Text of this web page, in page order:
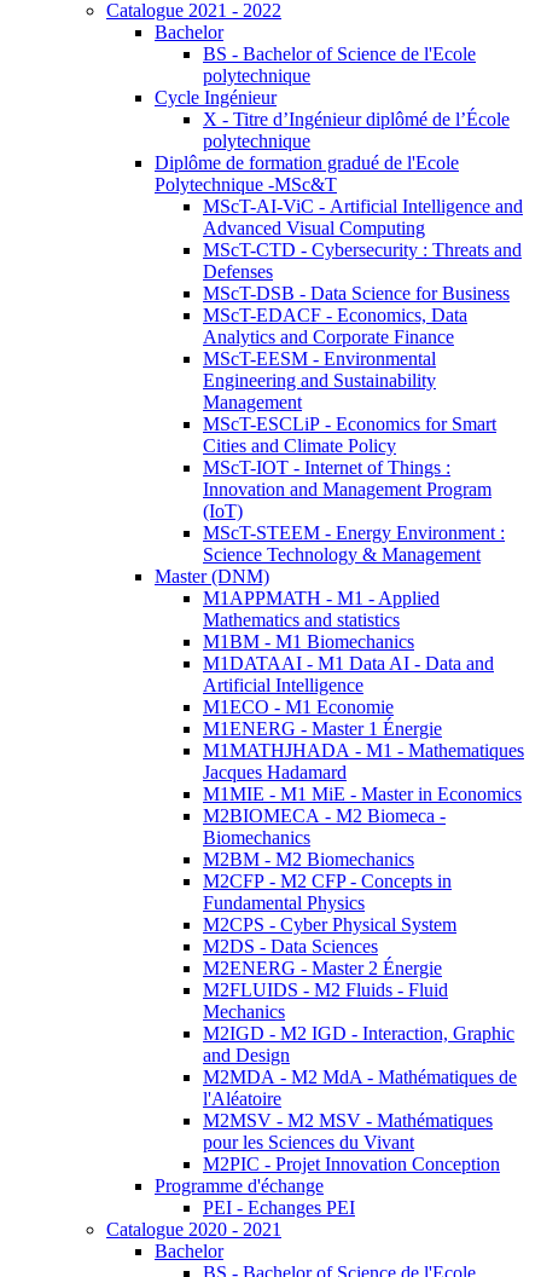
Catalogue 2021 - 2022
Bachelor
BS - Bachelor of Science de l'Ecole
polytechnique
Cycle Ingénieur
X - Titre d’Ingénieur diplômé de l’École
polytechnique
Diplôme de formation gradué de l'Ecole
Polytechnique -MSc&T
MScT-AI-ViC - Artificial Intelligence and
Advanced Visual Computing
MScT-CTD - Cybersecurity : Threats and
Defenses
MScT-DSB - Data Science for Business
MScT-EDACF - Economics, Data
Analytics and Corporate Finance
MScT-EESM - Environmental
Engineering and Sustainability
Management
MScT-ESCLiP - Economics for Smart
Cities and Climate Policy
MScT-IOT - Internet of Things :
Innovation and Management Program
(IoT)
MScT-STEEM - Energy Environment :
Science Technology & Management
Master (DNM)
M1APPMATH - M1 - Applied
Mathematics and statistics
M1BM - M1 Biomechanics
M1DATAAI - M1 Data AI - Data and
Artificial Intelligence
M1ECO - M1 Economie
M1ENERG - Master 1 Énergie
M1MATHJHADA - M1 - Mathematiques
Jacques Hadamard
M1MIE - M1 MiE - Master in Economics
M2BIOMECA - M2 Biomeca -
Biomechanics
M2BM - M2 Biomechanics
M2CFP - M2 CFP - Concepts in
Fundamental Physics
M2CPS - Cyber Physical System
M2DS - Data Sciences
M2ENERG - Master 2 Énergie
M2FLUIDS - M2 Fluids - Fluid
Mechanics
M2IGD - M2 IGD - Interaction, Graphic
and Design
M2MDA - M2 MdA - Mathématiques de
l'Aléatoire
M2MSV - M2 MSV - Mathématiques
pour les Sciences du Vivant
M2PIC - Projet Innovation Conception
Programme d'échange
PEI - Echanges PEI
Catalogue 2020 - 2021
Bachelor
BS - Bachelor of Science de l'Ecole